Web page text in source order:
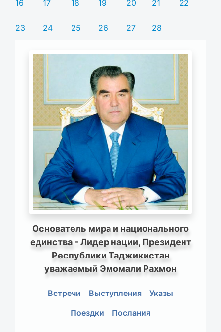
16 17 18 19 20 21 22
23 24 25 26 27 28
Основатель мира и национального
единства - Лидер нации, Президент
Республики Таджикистан
уважаемый Эмомали Рахмон
Встречи Выступления
Указы
Поездки
Послания